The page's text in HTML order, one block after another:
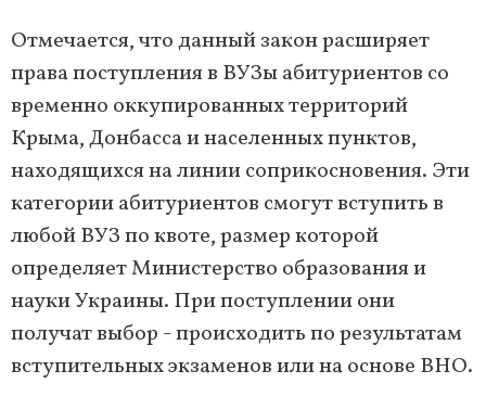
Отмечается, что данный закон расширяет
права поступления в ВУЗы абитуриентов со
временно оккупированных территорий
Крыма, Донбасса и населенных пунктов,
находящихся на линии соприкосновения. Эти
категории абитуриентов смогут вступить в
любой ВУЗ по квоте, размер которой
определяет Министерство образования и
науки Украины. При поступлении они
получат выбор - происходить по результатам
вступительных экзаменов или на основе ВНО.